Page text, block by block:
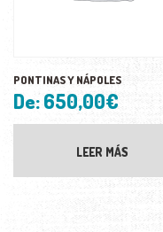
PONTINAS Y NÁPOLES
De:650,00€
LEER MÁS